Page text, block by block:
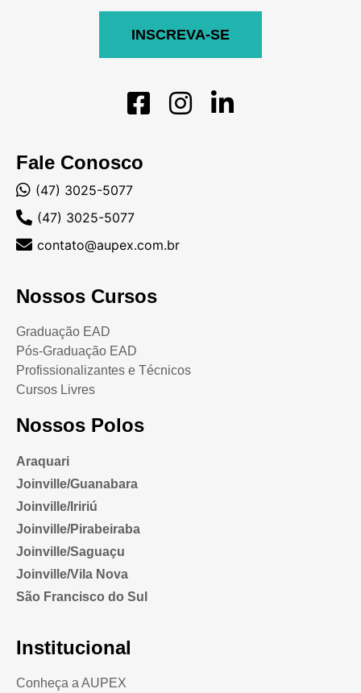
Fale Conosco
(47) 3025-5077
(47) 3025-5077
contato@aupex.com.br
Nossos Cursos
Graduação EAD
Pós-Graduação EAD
Profissionalizantes e Técnicos
Cursos Livres
Nossos Polos
Araquari
Joinville/Guanabara
Joinville/Iririú
Joinville/Pirabeiraba
Joinville/Saguaçu
Joinville/Vila Nova
São Francisco do Sul
Institucional
Conheça a AUPEX
INSCREVA-SE